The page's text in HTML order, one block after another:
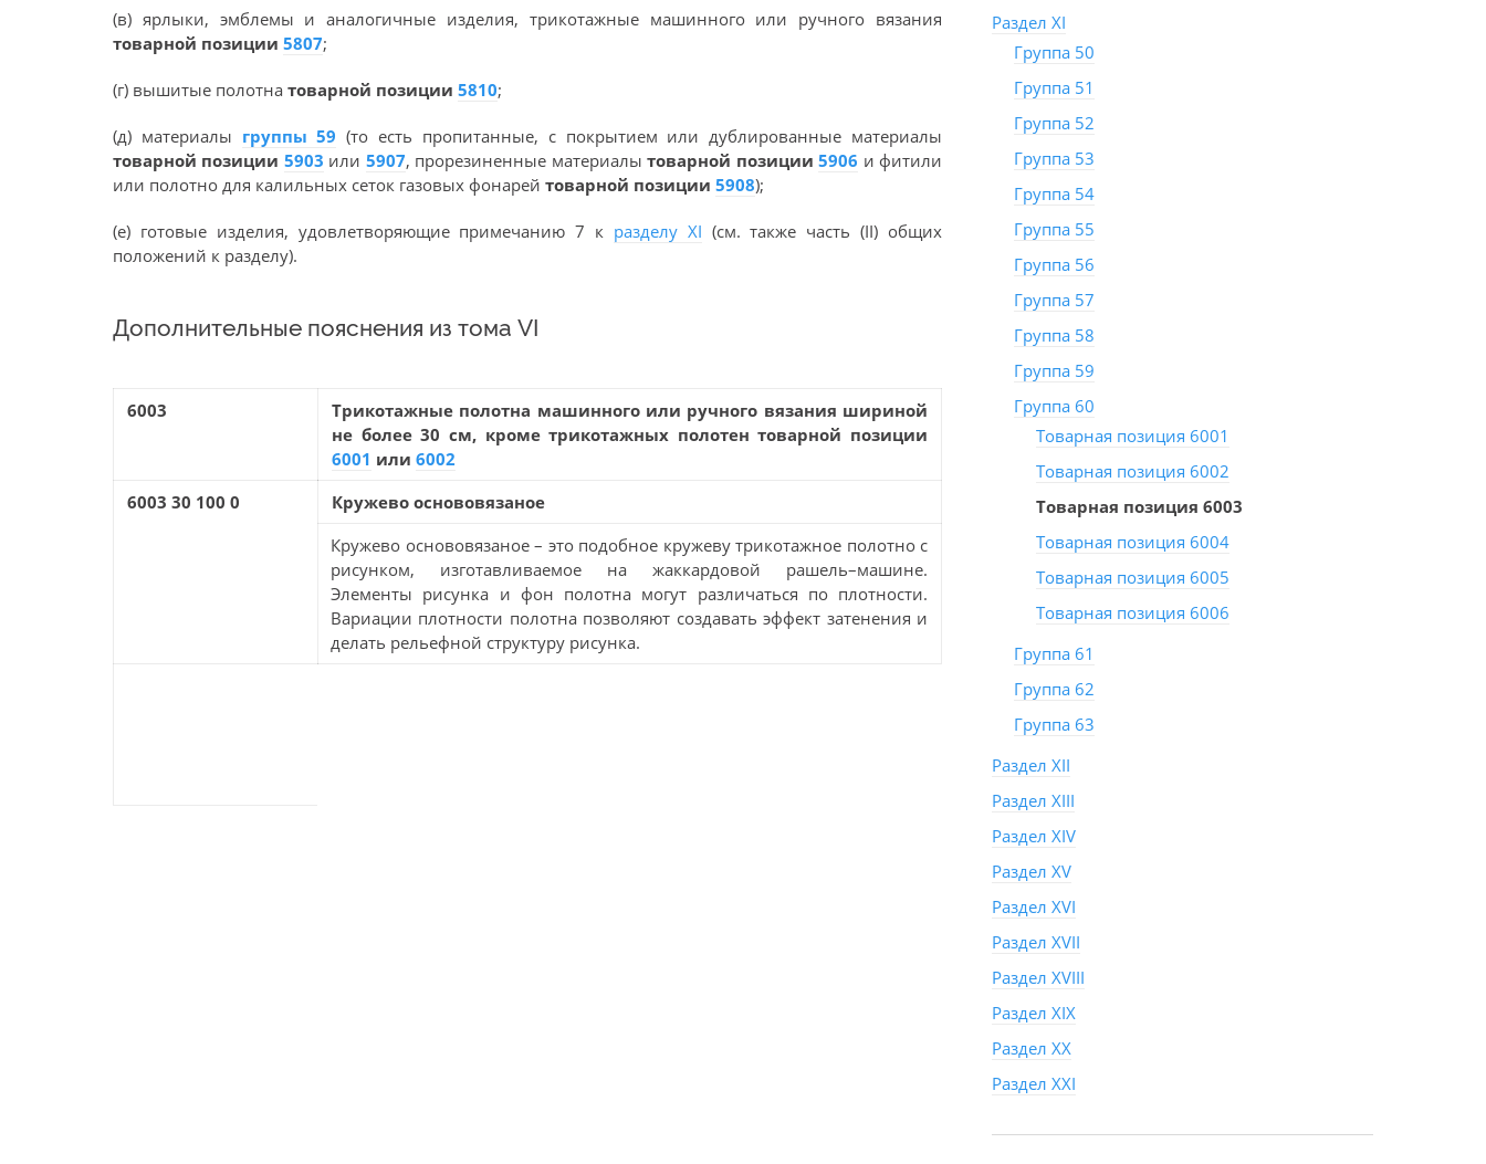
(в) ярлыки, эмблемы и аналогичные изделия, трикотажные машинного или ручного вязания
товарной позиции 5807;
(г) вышитые полотна товарной позиции 5810;
(д) материалы группы 59 (то есть пропитанные, с покрытием или дублированные материалы
товарной позиции 5903 или 5907, прорезиненные материалытоварной позиции5906 и фитили
или полотно для калильных сеток газовых фонарей товарной позиции 5908);
(е) готовые изделия, удовлетворяющие примечанию 7 к разделу XI (см. также часть (II) общих
положений к разделу).
Дополнительные пояснения из тома VI
6003
Трикотажные полотна машинного или ручного вязания шириной
не более 30 см, кроме трикотажных полотен товарной позиции
6001 или 6002
6003 30 100 0
Кружево основовязаное
Кружево основовязаное – это подобное кружеву трикотажное полотно с
рисунком, изготавливаемое на жаккардовой рашель–машине.
Элементы рисунка и фон полотна могут различаться по плотности.
Вариации плотности полотна позволяют создавать эффект затенения и
делать рельефной структуру рисунка.
Раздел XI
Группа 50
Группа 51
Группа 52
Группа 53
Группа 54
Группа 55
Группа 56
Группа 57
Группа 58
Группа 59
Группа 60
Товарная позиция 6001
Товарная позиция 6002
Товарная позиция 6003
Товарная позиция 6004
Товарная позиция 6005
Товарная позиция 6006
Группа 61
Группа 62
Группа 63
Раздел XII
Раздел XIII
Раздел XIV
Раздел XV
Раздел XVI
Раздел XVII
Раздел XVIII
Раздел XIX
Раздел XX
Раздел XXI